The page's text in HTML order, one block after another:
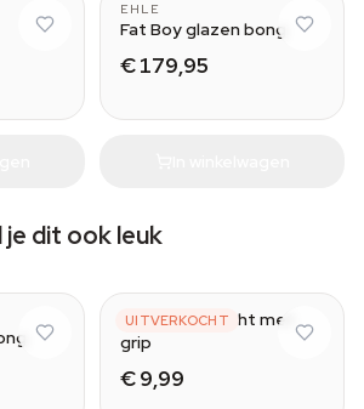
EHLE
Fat Boy glazen bong
€ 179,95
je dit ook leuk
UITVERKOCHT
Acryl bong recht met
grip
€ 9,99